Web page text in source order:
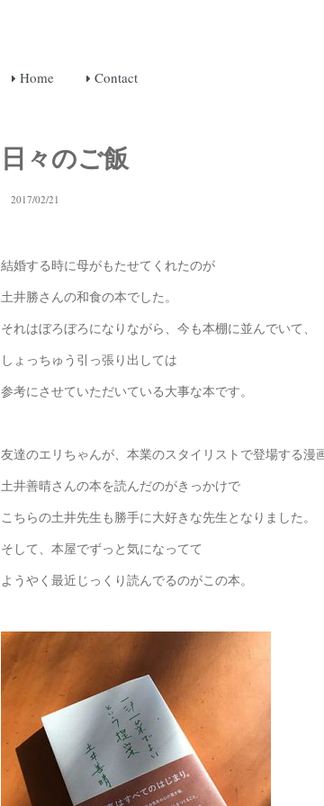
Home Contact
日々のご飯
2017/02/21
結婚する時に母がもたせてくれたのが
土井勝さんの和食の本でした。
それはぼろぼろになりながら、今も本棚に並んでいて、
しょっちゅう引っ張り出しては
参考にさせていただいている大事な本です。
友達のエリちゃんが、本業のスタイリストで登場する漫
土井善晴さんの本を読んだのがきっかけで
こちらの土井先生も勝手に大好きな先生となりました。
そして、本屋でずっと気になってて
ようやく最近じっくり読んでるのがこの本。